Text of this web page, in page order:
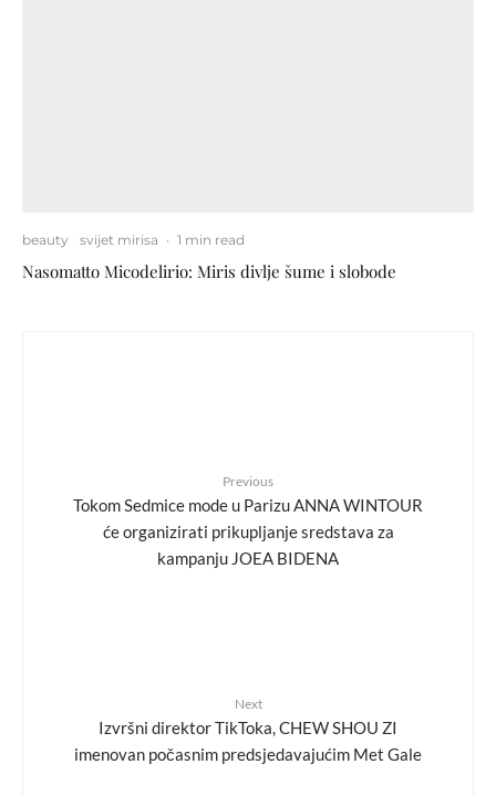
beauty svijet mirisa · 1 min read
Nasomatto Micodelirio: Miris divlje šume i slobode
Previous
Tokom Sedmice mode u Parizu ANNA WINTOUR
će organizirati prikupljanje sredstava za
kampanju JOEA BIDENA
Next
Izvršni direktor TikToka, CHEW SHOU ZI
imenovan počasnim predsjedavajućim Met Gale